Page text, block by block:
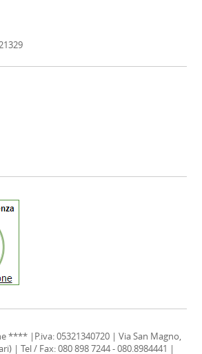
**** |P.iva: 05321340720 | Via San Magno,
| Tel / Fax: 080 898 7244 - 080.8984441 |